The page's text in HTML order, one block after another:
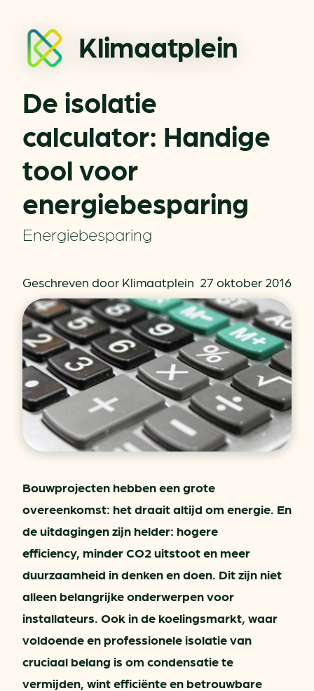
Klimaatplein
De isolatie
calculator: Handige
tool voor
energiebesparing
Energiebesparing
Geschreven door Klimaatplein 27 oktober 2016
Bouwprojecten hebben een grote
overeenkomst: het draait altijd om energie. En
de uitdagingen zijn helder: hogere
efficiency, minder CO2 uitstoot en meer
duurzaamheid in denken en doen. Dit zijn niet
alleen belangrijke onderwerpen voor
installateurs. Ook in de koelingsmarkt, waar
voldoende en professionele isolatie van
cruciaal belang is om condensatie te
vermijden, wint efficiënte en betrouwbare